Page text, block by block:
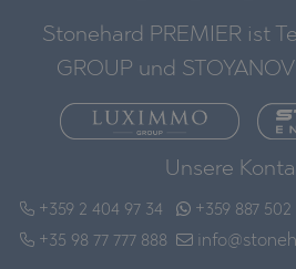
Stonehard PREMIER ist
GROUP und
Unsere
+359 2 404 97 34
+35 98 77 777 888
+359 887